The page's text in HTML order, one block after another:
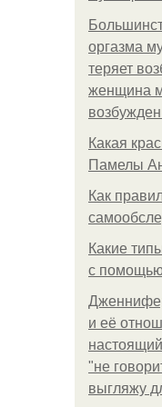
оргазма
теряет
женщина
Какая
Памелы
Как
Какие
с помощью
и её
"не
выгляжу